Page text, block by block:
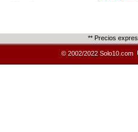
** Precios
© 2002/2022 Solo10.com